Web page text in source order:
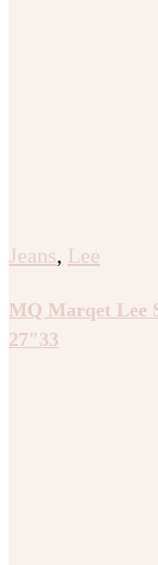
Jeans, Lee
MQ Marqet Lee
27″33